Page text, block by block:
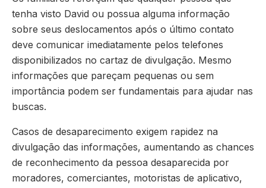
tenha visto David ou possua alguma informação
sobre seus deslocamentos após o último contato
deve comunicar imediatamente pelos telefones
disponibilizados no cartaz de divulgação. Mesmo
informações que pareçam pequenas ou sem
importância podem ser fundamentais para ajudar nas
buscas.
Casos de desaparecimento exigem rapidez na
divulgação das informações, aumentando as chances
de reconhecimento da pessoa desaparecida por
moradores, comerciantes, motoristas de aplicativo,